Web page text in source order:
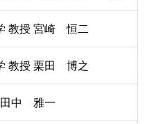
教授 宮崎 恒二
教授 栗田 博之
田中 雅一